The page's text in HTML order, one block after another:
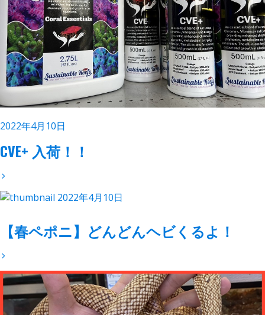
2022年4月10日
CVE+ 入荷！！
2022年4月10日
【春ペポニ】どんどんヘビくるよ！